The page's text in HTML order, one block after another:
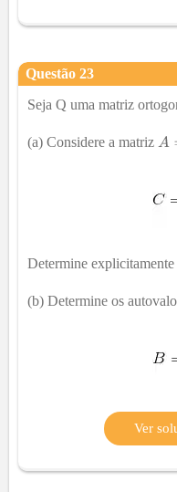
Questão 23
Seja Q uma matriz
(a) Considere a matriz
Determine explicitamente
(b) Determine os
Ver